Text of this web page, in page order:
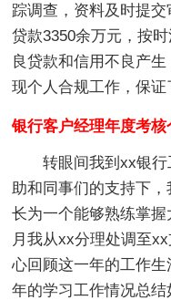
踪调查，资料及时提
贷款3350余万元，按
良贷款和信用不良产
现个人合规工作，保证
银行客户经理年度考
转眼间我到xx银
助和同事们的支持下
长为一个能够熟练掌
月我从xx分理处调至
心回顾这一年的工作
年的学习工作情况总结